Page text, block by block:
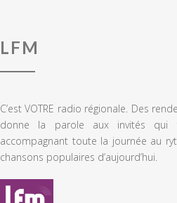
LFM
C’est VOTRE radio régionale. Des
donne la parole aux invités qui
accompagnant toute la journée au
chansons populaires d’aujourd’hui.